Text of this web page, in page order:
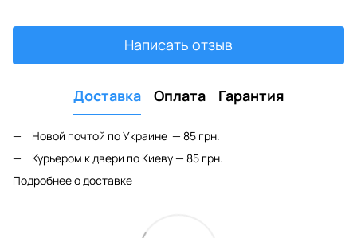
Написать отзыв
Доставка Оплата Гарантия
Новой почтой по Украине — 85 грн.
Курьером к двери по Киеву — 85 грн.
Подробнее о доставке